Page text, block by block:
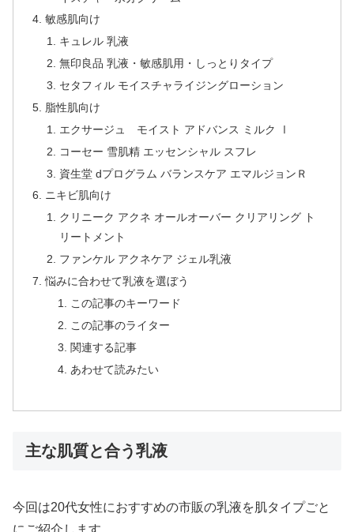
敏感肌向け
キュレル 乳液
無印良品 乳液・敏感肌用・しっとりタイプ
セタフィル モイスチャライジングローション
脂性肌向け
エクサージュ モイスト アドバンス ミルク Ⅰ
コーセー 雪肌精 エッセンシャル スフレ
資生堂 dプログラム バランスケア エマルジョンＲ
ニキビ肌向け
クリニーク アクネ オールオーバー クリアリング ト
リートメント
ファンケル アクネケア ジェル乳液
悩みに合わせて乳液を選ぼう
この記事のキーワード
この記事のライター
関連する記事
あわせて読みたい
主な肌質と合う乳液
今回は20代女性におすすめの市販の乳液を肌タイプごと
にご紹介します。